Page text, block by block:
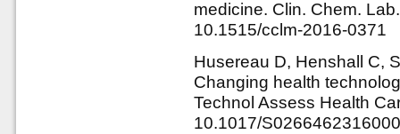
medicine. Clin. Chem.
10.1515/cclm-2016-0371
Husereau D, Henshall C,
Changing health
Technol Assess Health
10.1017/